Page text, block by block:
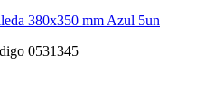
380x350 mm Azul 5un
0531345